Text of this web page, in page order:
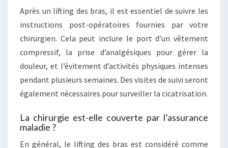
Après un lifting des bras, il est essentiel de suivre les
instructions post-opératoires fournies par votre
chirurgien. Cela peut inclure le port d’un vêtement
compressif, la prise d’analgésiques pour gérer la
douleur, et l’évitement d’activités physiques intenses
pendant plusieurs semaines. Des visites de suivi seront
également nécessaires pour surveiller la cicatrisation.
La chirurgie est-elle couverte par l’assurance
maladie ?
En général, le lifting des bras est considéré comme